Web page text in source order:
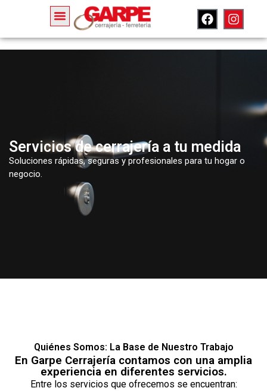
Servicios de cerrajería a tu medida
Soluciones rápidas, seguras y profesionales para tu hogar o
negocio.
Quiénes Somos: La Base de Nuestro Trabajo
En Garpe Cerrajería contamos con una amplia
experiencia en diferentes servicios.
Entre los servicios que ofrecemos se encuentran: